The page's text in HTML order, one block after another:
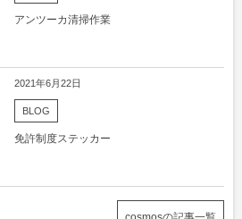
アンツーカ清掃作業
2021年6月22日
BLOG
免許制度ステッカー